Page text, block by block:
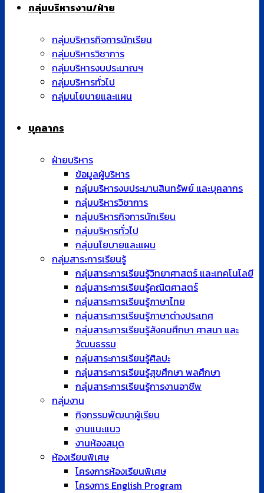
กลุ่มบริหารงาน/ฝ่าย
กลุ่มบริหารกิจการนักเรียน
กลุ่มบริหารวิชาการ
กลุ่มบริหารงบประมาณฯ
กลุ่มบริหารทั่วไป
กลุ่มนโยบายและแผน
บุคลากร
ฝ่ายบริหาร
ข้อมูลผู้บริหาร
กลุ่มบริหารงบประมานสินทรัพย์ และบุคลากร
กลุ่มบริหารวิชาการ
กลุ่มบริหารกิจการนักเรียน
กลุ่มบริหารทั่วไป
กลุ่มนโยบายและแผน
กลุ่มสาระการเรียนรู้
กลุ่มสาระการเรียนรู้วิทยาศาสตร์ และเทคโนโลยี
กลุ่มสาระการเรียนรู้คณิตศาสตร์
กลุ่มสาระการเรียนรู้ภาษาไทย
กลุ่มสาระการเรียนรู้ภาษาต่างประเทศ
กลุ่มสาระการเรียนรู้สังคมศึกษา ศาสนา และ
วัฒนธรรม
กลุ่มสาระการเรียนรู้ศิลปะ
กลุ่มสาระการเรียนรู้สุขศึกษา พลศึกษา
กลุ่มสาระการเรียนรู้การงานอาชีพ
กลุ่มงาน
กิจกรรมพัฒนาผู้เรียน
งานแนะแนว
งานห้องสมุด
ห้องเรียนพิเศษ
โครงการห้องเรียนพิเศษ
โครงการ English Program